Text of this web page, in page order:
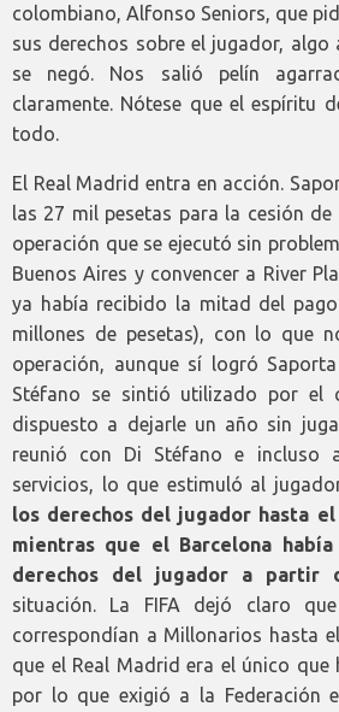
colombiano, Alfonso Seniors, que
sus derechos sobre el jugador,
se negó. Nos salió pelín
claramente. Nótese que el espíritu
todo.
El Real Madrid entra en acción.
las 27 mil pesetas para la cesión
operación que se ejecutó sin
Buenos Aires y convencer a River
ya había recibido la mitad del
millones de pesetas), con lo que
operación, aunque sí logró
Stéfano se sintió utilizado por el
dispuesto a dejarle un año sin
reunió con Di Stéfano e incluso
servicios, lo que estimuló al
los derechos del jugador hasta
mientras que el Barcelona
derechos del jugador a partir
situación. La FIFA dejó claro
correspondían a Millonarios hasta
que el Real Madrid era el único
por lo que exigió a la Federación